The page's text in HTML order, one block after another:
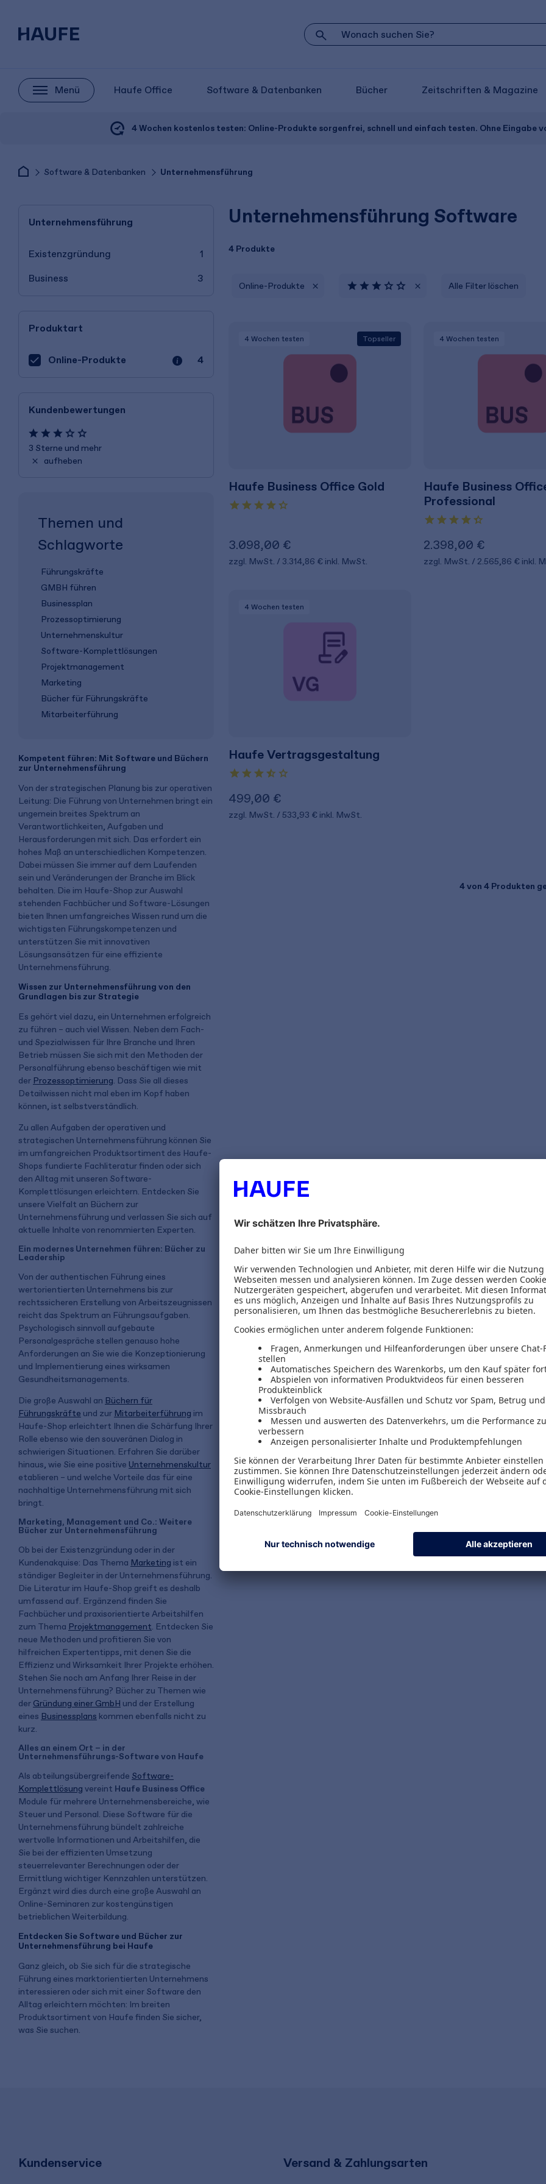
Menü Haufe Office Software & Datenbanken Bücher Zeitschriften & Magazine
4 Wochen kostenlos testen: Online-Produkte sorgenfrei, schnell und einfach testen. Ohne Eingabe
Software & Datenbanken Unternehmensführung
Unternehmensführung Software
4 Produkte
Unternehmensführung
Existenzgründung 1
Business 3
Produktart
Online-Produkte 4
Kundenbewertungen
3 Sterne und mehr
aufheben
Online-Produkte Alle Filter löschen
4 Wochen testen Topseller
Haufe Business Office Gold
3.098,00 €
zzgl. MwSt. 3.314,86 € inkl. MwSt.
4 Wochen testen
Haufe Business
Professional
2.398,00 €
zzgl. MwSt. 2.565,86 € inkl.
4 Wochen testen
Haufe Vertragsgestaltung
499,00 €
zzgl. MwSt. 533,93 € inkl. MwSt.
4von 4 Produkten
Themen und
Schlagworte
Führungskräfte
GMBH führen
Businessplan
Prozessoptimierung
Unternehmenskultur
Software-Komplettlösungen
Projektmanagement
Marketing
Bücher für Führungskräfte
Mitarbeiterführung
Kompetent führen: Mit Software und Büchern
zur Unternehmensführung
Von der strategischen Planung bis zur operativen
Leitung: Die Führung von Unternehmen bringt ein
ungemein breites Spektrum an
Verantwortlichkeiten, Aufgaben und
Herausforderungen mit sich. Das erfordert ein
hohes Maß an unterschiedlichen Kompetenzen.
Dabei müssen Sie immer auf dem Laufenden
sein und Veränderungen der Branche im Blick
behalten. Die im Haufe-Shop zur Auswahl
stehenden Fachbücher und Software-Lösungen
bieten Ihnen umfangreiches Wissen rund um die
wichtigsten Führungskompetenzen und
unterstützen Sie mit innovativen
Lösungsansätzen für eine effiziente
Unternehmensführung.
Wissen zur Unternehmensführung von den
Grundlagen bis zur Strategie
Es gehört viel dazu, ein Unternehmen erfolgreich
zu führen – auch viel Wissen. Neben dem Fach-
und Spezialwissen für Ihre Branche und Ihren
Betrieb müssen Sie sich mit den Methoden der
Personalführung ebenso beschäftigen wie mit
der Prozessoptimierung. Dass Sie all dieses
Detailwissen nicht mal eben im Kopf haben
können, ist selbstverständlich.
Zu allen Aufgaben der operativen und
strategischen Unternehmensführung können Sie
im umfangreichen Produktsortiment des Haufe-
Shops fundierte Fachliteratur finden oder sich
den Alltag mit unseren Software-
Komplettlösungen erleichtern. Entdecken Sie
unsere Vielfalt an Büchern zur
Unternehmensführung und verlassen Sie sich auf
aktuelle Inhalte von renommierten Experten.
Ein modernes Unternehmen führen: Bücher zu
Leadership
Von der authentischen Führung eines
wertorientierten Unternehmens bis zur
rechtssicheren Erstellung von Arbeitszeugnissen
reicht das Spektrum an Führungsaufgaben.
Psychologisch sinnvoll aufgebaute
Personalgespräche stellen genauso hohe
Anforderungen an Sie wie die Konzeptionierung
und Implementierung eines wirksamen
Gesundheitsmanagements.
Die große Auswahl an Büchern für
Führungskräfte und zur Mitarbeiterführung im
Haufe-Shop erleichtert Ihnen die Schärfung Ihrer
Rolle ebenso wie den souveränen Dialog in
schwierigen Situationen. Erfahren Sie darüber
hinaus, wie Sie eine positive Unternehmenskultur
etablieren – und welche Vorteile das für eine
nachhaltige Unternehmensführung mit sich
bringt.
Marketing, Management und Co.: Weitere
Bücher zur Unternehmensführung
Ob bei der Existenzgründung oder in der
Kundenakquise: Das Thema Marketing ist ein
ständiger Begleiter in der Unternehmensführung.
Die Literatur im Haufe-Shop greift es deshalb
umfassend auf. Ergänzend finden Sie
Fachbücher und praxisorientierte Arbeitshilfen
zum Thema Projektmanagement. Entdecken Sie
neue Methoden und profitieren Sie von
hilfreichen Expertentipps, mit denen Sie die
Effizienz und Wirksamkeit Ihrer Projekte erhöhen.
Stehen Sie noch am Anfang Ihrer Reise in der
Unternehmensführung? Bücher zu Themen wie
der Gründung einer GmbH und der Erstellung
eines Businessplans kommen ebenfalls nicht zu
kurz.
Alles an einem Ort – in der
Unternehmensführungs-Software von Haufe
Als abteilungsübergreifende Software-
Komplettlösung vereint Haufe Business Office
Module für mehrere Unternehmensbereiche, wie
Steuer und Personal. Diese Software für die
Unternehmensführung bündelt zahlreiche
wertvolle Informationen und Arbeitshilfen, die
Sie bei der effizienten Umsetzung
steuerrelevanter Berechnungen oder der
Ermittlung wichtiger Kennzahlen unterstützen.
Ergänzt wird dies durch eine große Auswahl an
Online-Seminaren zur kostengünstigen
betrieblichen Weiterbildung.
Entdecken Sie Software und Bücher zur
Unternehmensführung bei Haufe
Ganz gleich, ob Sie sich für die strategische
Führung eines marktorientierten Unternehmens
interessieren oder sich mit einer Software den
Alltag erleichtern möchten: Im breiten
Produktsortiment von Haufe finden Sie sicher,
was Sie suchen.
Kundenservice Versand & Zahlungsarten